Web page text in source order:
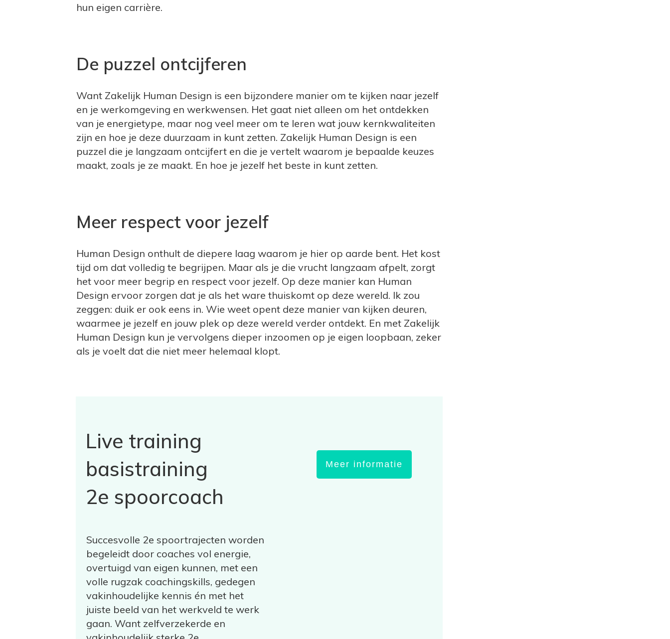
hun eigen carrière.
De puzzel ontcijferen
Want Zakelijk Human Design is een bijzondere manier om te kijken naar jezelf
en je werkomgeving en werkwensen. Het gaat niet alleen om het ontdekken
van je energietype, maar nog veel meer om te leren wat jouw kernkwaliteiten
zijn en hoe je deze duurzaam in kunt zetten. Zakelijk Human Design is een
puzzel die je langzaam ontcijfert en die je vertelt waarom je bepaalde keuzes
maakt, zoals je ze maakt. En hoe je jezelf het beste in kunt zetten.
Meer respect voor jezelf
Human Design onthult de diepere laag waarom je hier op aarde bent. Het kost
tijd om dat volledig te begrijpen. Maar als je die vrucht langzaam afpelt, zorgt
het voor meer begrip en respect voor jezelf. Op deze manier kan Human
Design ervoor zorgen dat je als het ware thuiskomt op deze wereld. Ik zou
zeggen: duik er ook eens in. Wie weet opent deze manier van kijken deuren,
waarmee je jezelf en jouw plek op deze wereld verder ontdekt. En met Zakelijk
Human Design kun je vervolgens dieper inzoomen op je eigen loopbaan, zeker
als je voelt dat die niet meer helemaal klopt.
Live training
basistraining
2e spoorcoach
Succesvolle 2e spoortrajecten worden
begeleidt door coaches vol energie,
overtuigd van eigen kunnen, met een
volle rugzak coachingskills, gedegen
vakinhoudelijke kennis én met het
juiste beeld van het werkveld te werk
gaan. Want zelfverzekerde en
Meer informatie